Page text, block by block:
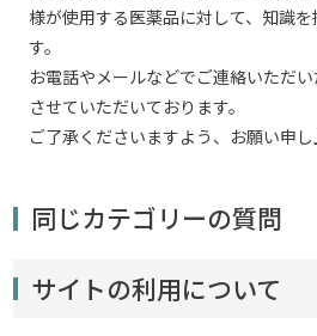
様が使用する医薬品に対して、知識
す。
お電話やメールなどでご連絡いただ
させていただいております。
ご了承くださいますよう、お願い申し
同じカテゴリーの質問
サイトの利用について